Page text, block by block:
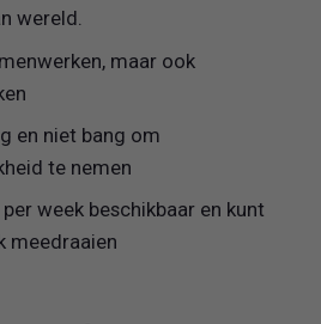
wereld.
maar ook
en niet bang om
te nemen
week beschikbaar en kunt
meedraaien